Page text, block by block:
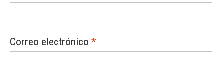
Correo electrónico *